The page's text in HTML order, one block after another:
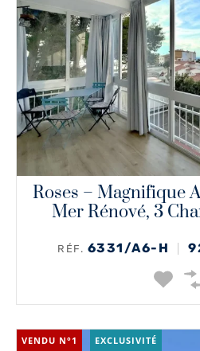
Roses – Magnifique
Mer Rénové, 3
RÉF. 6331/A6-H
VENDU N°1 EXCLUSIVITÉ